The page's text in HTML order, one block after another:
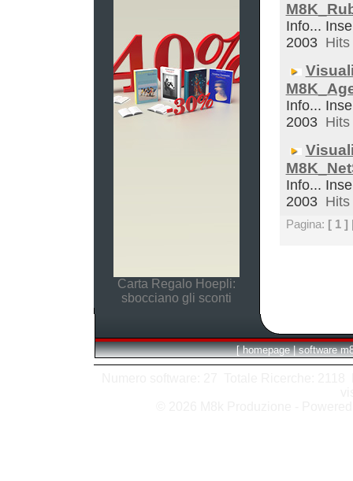
Carta Regalo Hoepli:
sbocciano gli sconti
Info...
2003
Info...
2003
Info...
2003
Pagina: [ 1 ]
[ homepage | software